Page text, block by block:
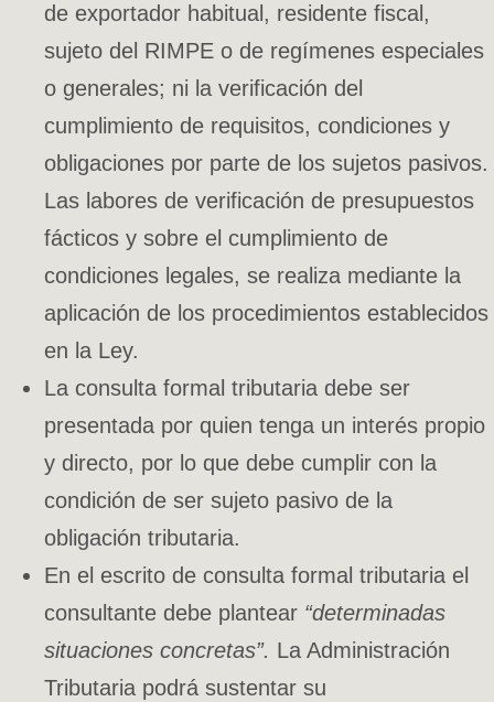
de exportador habitual, residente fiscal,
sujeto del RIMPE o de regímenes especiales
o generales; ni la verificación del
cumplimiento de requisitos, condiciones y
obligaciones por parte de los sujetos pasivos.
Las labores de verificación de presupuestos
fácticos y sobre el cumplimiento de
condiciones legales, se realiza mediante la
aplicación de los procedimientos establecidos
en la Ley.
La consulta formal tributaria debe ser
presentada por quien tenga un interés propio
y directo, por lo que debe cumplir con la
condición de ser sujeto pasivo de la
obligación tributaria.
En el escrito de consulta formal tributaria el
consultante debe plantear “determinadas
situaciones concretas”. La Administración
Tributaria podrá sustentar su